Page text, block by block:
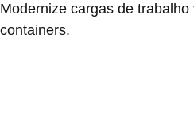
Modernize cargas de
containers.